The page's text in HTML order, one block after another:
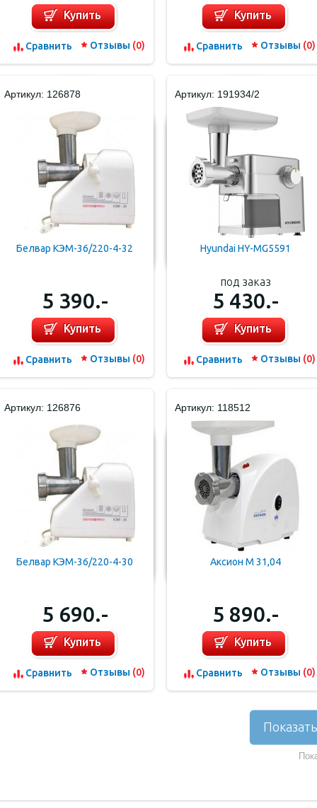
Купить
Cравнить Отзывы (0)
Купить
Cравнить Отзывы (0)
Артикул: 126878
Белвар КЭМ-36/220-4-32
5 390.-
Купить
Cравнить Отзывы (0)
Артикул: 191934/2
Hyundai HY-MG5591
под заказ
5 430.-
Купить
Cравнить Отзывы (0)
Артикул: 126876
Белвар КЭМ-36/220-4-30
5 690.-
Купить
Cравнить Отзывы (0)
Артикул: 118512
Аксион М 31,04
5 890.-
Купить
Cравнить Отзывы (0)